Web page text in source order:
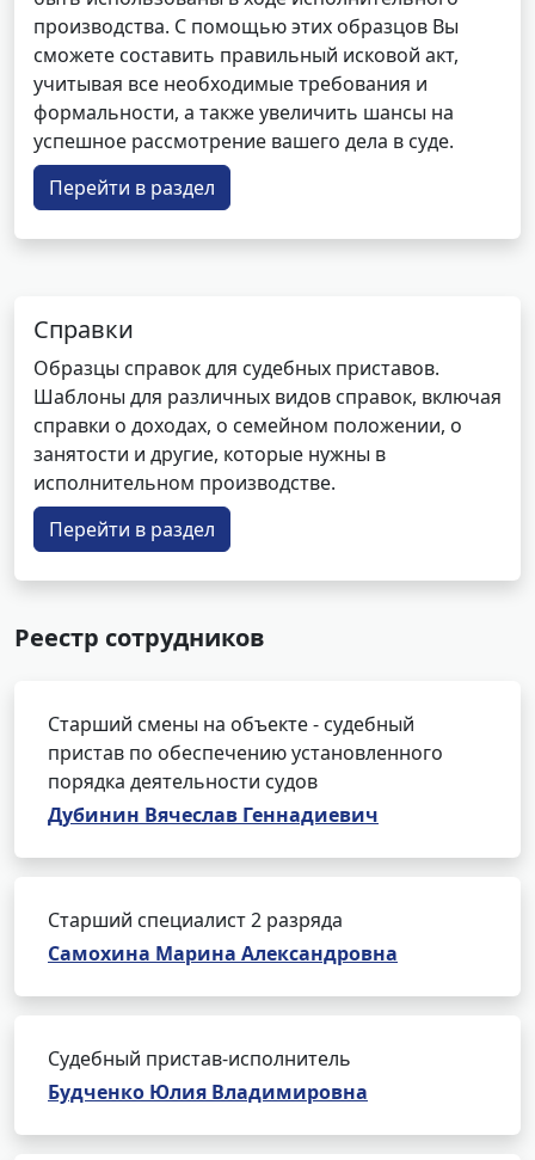
производства. С помощью этих образцов Вы
сможете составить правильный исковой акт,
учитывая все необходимые требования и
формальности, а также увеличить шансы на
успешное рассмотрение вашего дела в суде.
Перейти в раздел
Справки
Образцы справок для судебных приставов.
Шаблоны для различных видов справок, включая
справки о доходах, о семейном положении, о
занятости и другие, которые нужны в
исполнительном производстве.
Перейти в раздел
Реестр сотрудников
Старший смены на объекте - судебный
пристав по обеспечению установленного
порядка деятельности судов
Дубинин Вячеслав Геннадиевич
Старший специалист 2 разряда
Самохина Марина Александровна
Судебный пристав-исполнитель
Будченко Юлия Владимировна